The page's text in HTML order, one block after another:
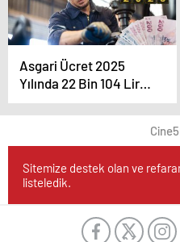
Asgari Ücret 2025
Yılında 22 Bin 104 Lira
Oldu
Sitemize destek olan ve
listeledik.